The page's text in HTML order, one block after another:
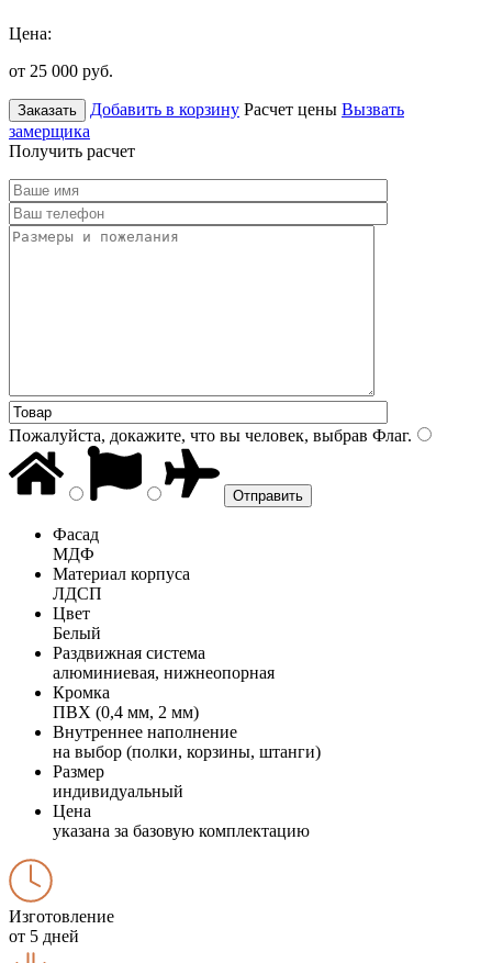
Цена:
от 25 000 руб.
Заказать Добавить в корзину Расчет цены Вызвать
замерщика
Получить расчет
Пожалуйста, докажите, что вы человек, выбрав Флаг.
Фасад
МДФ
Материал корпуса
ЛДСП
Цвет
Белый
Раздвижная система
алюминиевая, нижнеопорная
Кромка
ПВХ (0,4 мм, 2 мм)
Внутреннее наполнение
на выбор (полки, корзины, штанги)
Размер
индивидуальный
Цена
указана за базовую комплектацию
Изготовление
от 5 дней